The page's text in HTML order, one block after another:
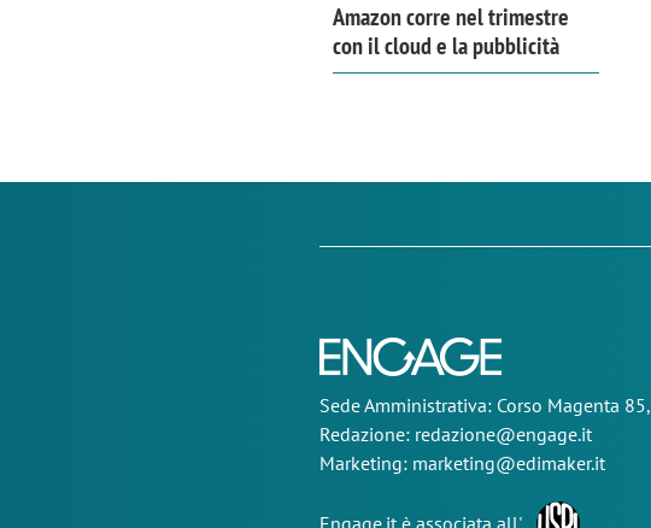
Amazon corre nel trimestre
con il cloud e la pubblicità
SedeAmministrativa: Corso Magenta 85,
Redazione: redazione@engage.it
Marketing: marketing@edimaker.it